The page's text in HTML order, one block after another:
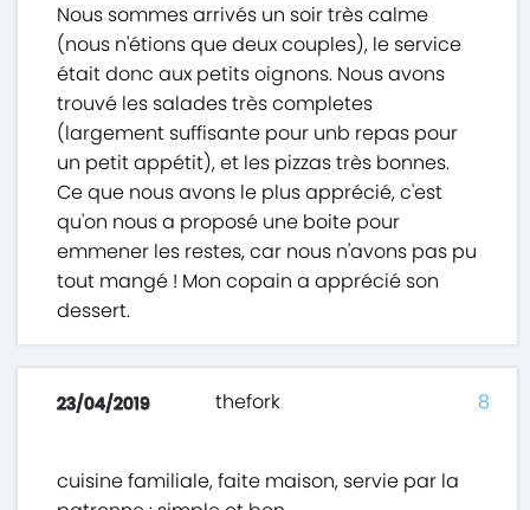
Nous sommes arrivés un soir très calme
(nous n'étions que deux couples), le service
était donc aux petits oignons. Nous avons
trouvé les salades très completes
(largement suffisante pour unb repas pour
un petit appétit), et les pizzas très bonnes.
Ce que nous avons le plus apprécié, c'est
qu'on nous a proposé une boite pour
emmener les restes, car nous n'avons pas pu
tout mangé ! Mon copain a apprécié son
dessert.
23/04/2019 thefork
cuisine familiale, faite maison, servie par la
8